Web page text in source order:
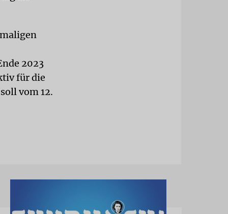
2023
für die
vom 12.